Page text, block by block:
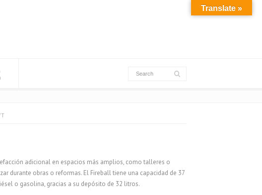
adicional en espacios más amplios, como talleres o
durante obras o reformas. El Fireball tiene una capacidad de 37
o gasolina, gracias a su depósito de 32 litros.
Translate »